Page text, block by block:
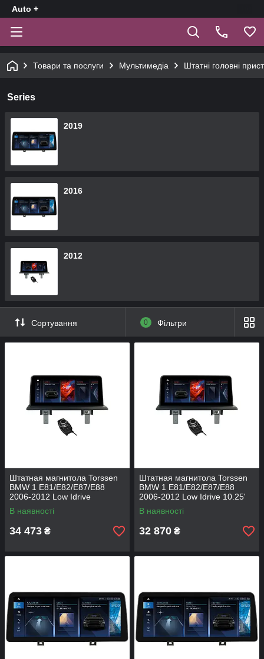
Auto +
Товари та послуги Мультимедіа Штатні головні
Series
2019
2016
2012
Сортування 0 Фільтри
Штатная магнитола Torssen
BMW 1 E81/E82/E87/E88
2006-2012 Low Idrive
SK10258+360
В наявності
34 473 ₴
Штатная магнитола Torssen
BMW 1 E81/E82/E87/E88
2006-2012 Low Idrive 10.25'
4/64"Gb+360
В наявності
32 870 ₴